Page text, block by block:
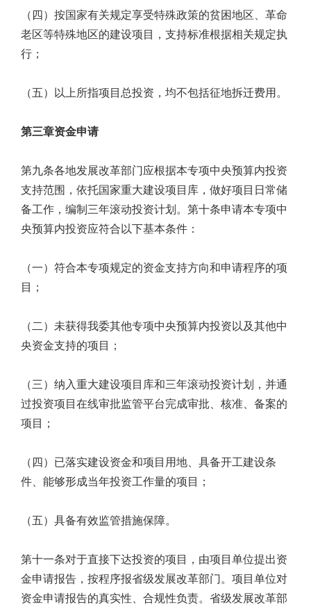
（四）按国家有关规定享受特殊政策的贫困地区、革命
老区等特殊地区的建设项目，支持标准根据相关规定执
行；
（五）以上所指项目总投资，均不包括征地拆迁费用。
第三章资金申请
第九条各地发展改革部门应根据本专项中央预算内投资
支持范围，依托国家重大建设项目库，做好项目日常储
备工作，编制三年滚动投资计划。第十条申请本专项中
央预算内投资应符合以下基本条件：
（一）符合本专项规定的资金支持方向和申请程序的项
目；
（二）未获得我委其他专项中央预算内投资以及其他中
央资金支持的项目；
（三）纳入重大建设项目库和三年滚动投资计划，并通
过投资项目在线审批监管平台完成审批、核准、备案的
项目；
（四）已落实建设资金和项目用地、具备开工建设条
件、能够形成当年投资工作量的项目；
（五）具备有效监管措施保障。
第十一条对于直接下达投资的项目，由项目单位提出资
金申请报告，按程序报省级发展改革部门。项目单位对
资金申请报告的真实性、合规性负责。省级发展改革部